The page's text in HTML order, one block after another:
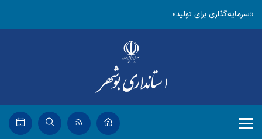
«سرمایه‌گذاری برای تولید»